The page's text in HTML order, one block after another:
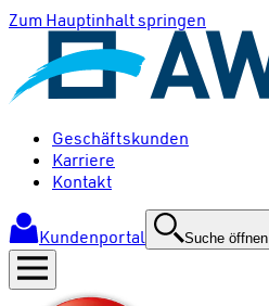
Zum Hauptinhalt springen
Geschäftskunden
Karriere
Kontakt
Kundenportal Suche öffnen